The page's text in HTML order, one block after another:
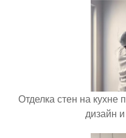
Отделка стен на
дизайн